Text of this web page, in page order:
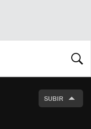
SUBIR